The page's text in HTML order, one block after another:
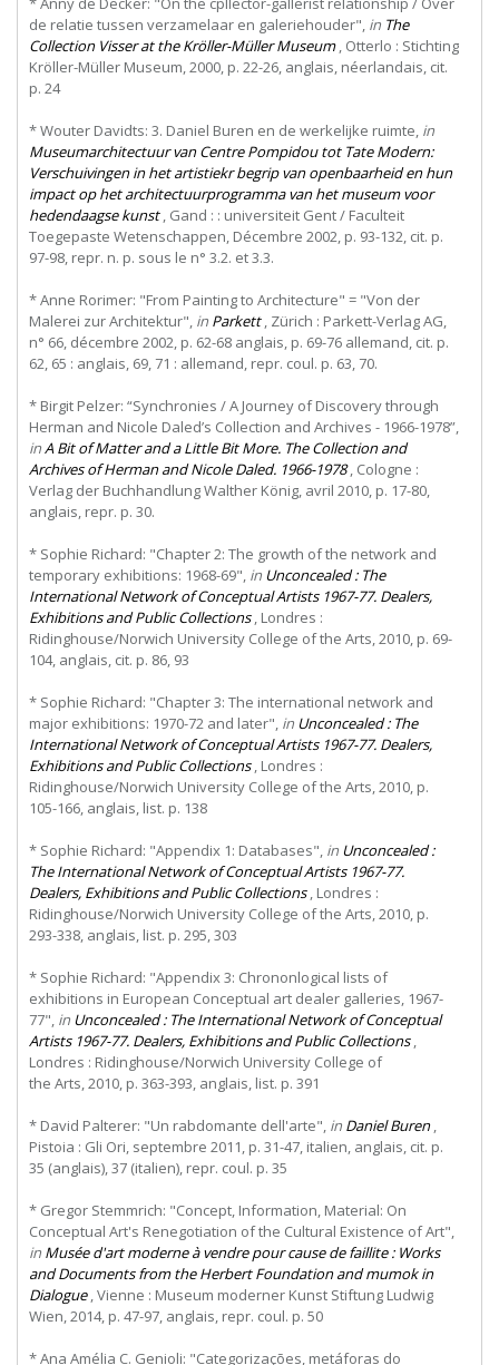
de relatie tussen verzamelaar en galeriehouder", in The
Collection Visser at the Kröller-Müller Museum, Otterlo : Stichting
Kröller-Müller Museum, 2000, p. 22-26, anglais, néerlandais, cit.
p. 24
* Wouter Davidts: 3. Daniel Buren en de werkelijke ruimte, in
Museumarchitectuur van Centre Pompidou tot Tate Modern:
Verschuivingen in het artistiekr begrip van openbaarheid en hun
impact op het architectuurprogramma van het museum voor
hedendaagse kunst, Gand : : universiteit Gent / Faculteit
Toegepaste Wetenschappen, Décembre 2002, p. 93-132, cit. p.
97-98, repr. n. p. sous le n° 3.2. et 3.3.
* Anne Rorimer: "From Painting to Architecture" = "Von der
Malerei zur Architektur", in Parkett, Zürich : Parkett-Verlag AG,
n° 66, décembre 2002, p. 62-68 anglais, p. 69-76 allemand, cit. p.
62, 65 : anglais, 69, 71 : allemand, repr. coul. p. 63, 70.
* Birgit Pelzer: “Synchronies / A Journey of Discovery through
Herman and Nicole Daled’s Collection and Archives - 1966-1978”,
inA Bit of Matter and a Little Bit More. The Collection and
Archives of Herman and Nicole Daled. 1966-1978, Cologne :
Verlag der Buchhandlung Walther König, avril 2010, p. 17-80,
anglais, repr. p. 30.
* Sophie Richard: "Chapter 2: The growth of the network and
temporary exhibitions: 1968-69", in Unconcealed : The
International Network of Conceptual Artists 1967-77. Dealers,
Exhibitions and Public Collections, Londres :
Ridinghouse/Norwich University College of the Arts, 2010, p. 69-
104, anglais, cit. p. 86, 93
* Sophie Richard: "Chapter 3: The international network and
major exhibitions: 1970-72 and later", in Unconcealed : The
International Network of Conceptual Artists 1967-77. Dealers,
Exhibitions and Public Collections, Londres :
Ridinghouse/Norwich University College of the Arts, 2010, p.
105-166, anglais, list. p. 138
* Sophie Richard: "Appendix 1: Databases", in Unconcealed :
The International Network of Conceptual Artists 1967-77.
Dealers, Exhibitions and Public Collections, Londres :
Ridinghouse/Norwich University College of the Arts, 2010, p.
293-338, anglais, list. p. 295, 303
* Sophie Richard: "Appendix 3: Chrononlogical lists of
exhibitions in European Conceptual art dealer galleries, 1967-
77", in Unconcealed : The International Network of Conceptual
Artists 1967-77. Dealers, Exhibitions and Public Collections ,
Londres : Ridinghouse/Norwich University College of
the Arts, 2010, p. 363-393, anglais, list. p. 391
* David Palterer: "Un rabdomante dell'arte", in Daniel Buren,
Pistoia : Gli Ori, septembre 2011, p. 31-47, italien, anglais, cit. p.
35 (anglais), 37 (italien), repr. coul. p. 35
* Gregor Stemmrich: "Concept, Information, Material: On
Conceptual Art's Renegotiation of the Cultural Existence of Art",
in Musée d'art moderne à vendre pour cause de faillite : Works
and Documents from the Herbert Foundation and mumok in
Dialogue, Vienne : Museum moderner Kunst Stiftung Ludwig
Wien, 2014, p. 47-97, anglais, repr. coul. p. 50
* Ana Amélia C. Genioli: "Categorizações, metáforas do